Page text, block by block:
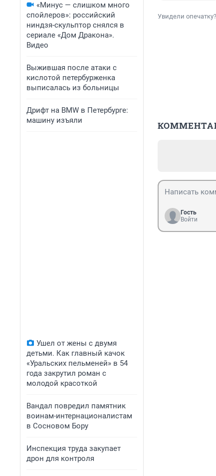
«Минус — слишком много
спойлеров»: российский
ниндзя-скульптор снялся в
сериале «Дом Дракона».
Видео
Выжившая после атаки с
кислотой петербурженка
выписалась из больницы
Дрифт на BMW в Петербурге:
машину изъяли
Ушел от жены с двумя
детьми. Как главный качок
«Уральских пельменей» в 54
года закрутил роман с
молодой красоткой
Вандал повредил памятник
воинам-интернационалистам
в Сосновом Бору
Инспекция труда закупает
дрон для контроля
Увидели
Гость
Войти